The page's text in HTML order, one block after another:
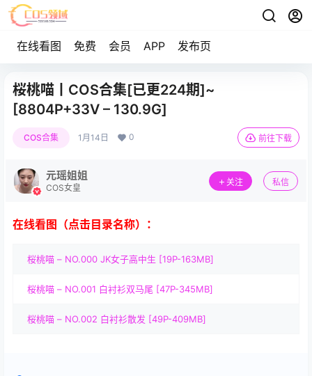
在线看图 免费 会员 APP 发布页
桜桃喵丨COS合集[已更224期]~
[8804P+33V – 130.9G]
COS合集 1月14日 0 前往下载
元瑶姐姐
COS女皇
关注 私信
在线看图（点击目录名称）：
桜桃喵 – NO.000 JK女子高中生 [19P-163MB]
桜桃喵 – NO.001 白衬衫双马尾 [47P-345MB]
桜桃喵 – NO.002 白衬衫散发 [49P-409MB]